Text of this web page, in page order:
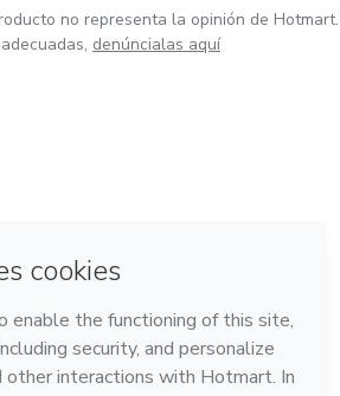
no representa la opinión de Hotmart.
denúncialas aquí
de México